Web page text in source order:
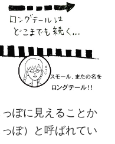
ぽに見えることか
ぽ）と呼ばれてい